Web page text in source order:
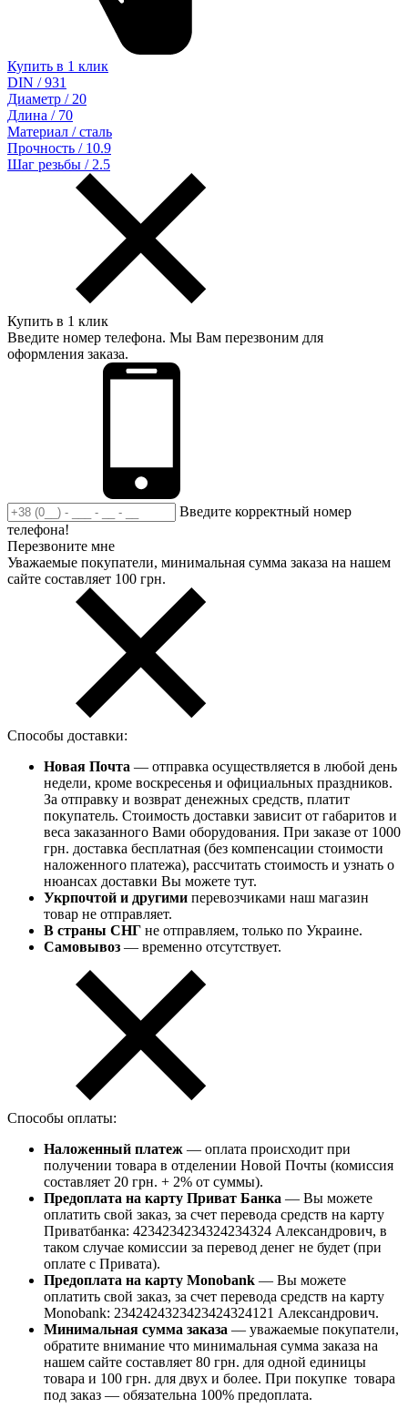
Купить в 1 клик
DIN / 931
Диаметр / 20
Длина / 70
Материал / сталь
Прочность / 10.9
Шаг резьбы / 2.5
Купить в 1 клик
Введите номер телефона. Мы Вам перезвоним для
оформления заказа.
Введите корректный номер
телефона!
Перезвоните мне
Уважаемые покупатели, минимальная сумма заказа на нашем
сайте составляет 100 грн.
Способы доставки:
Новая Почта — отправка осуществляется в любой день
недели, кроме воскресенья и официальных праздников.
За отправку и возврат денежных средств, платит
покупатель. Стоимость доставки зависит от габаритов и
веса заказанного Вами оборудования. При заказе от 1000
грн. доставка бесплатная (без компенсации стоимости
наложенного платежа), рассчитать стоимость и узнать о
нюансах доставки Вы можете тут.
Укрпочтой и другими перевозчиками наш магазин
товар не отправляет.
В страны СНГ не отправляем, только по Украине.
Самовывоз — временно отсутствует.
Способы оплаты:
Наложенный платеж — оплата происходит при
получении товара в отделении Новой Почты (комиссия
составляет 20 грн. + 2% от суммы).
Предоплата на карту Приват Банка — Вы можете
оплатить свой заказ, за счет перевода средств на карту
Приватбанка: 4234234234324234324 Александрович, в
таком случае комиссии за перевод денег не будет (при
оплате с Привата).
Предоплата на карту Monobank — Вы можете
оплатить свой заказ, за счет перевода средств на карту
Monobank: 2342424323423424324121 Александрович.
Минимальная сумма заказа — уважаемые покупатели,
обратите внимание что минимальная сумма заказа на
нашем сайте составляет 80 грн. для одной единицы
товара и 100 грн. для двух и более. При покупке товара
под заказ — обязательна 100% предоплата.